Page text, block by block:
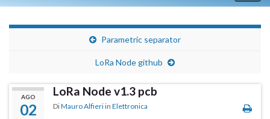
Parametric separator
LoRa Node github
AGO
02
LoRa Node v1.3 pcb
DiMauro Alfieri in Elettronica